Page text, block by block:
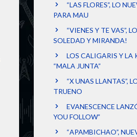
“LAS FLORES”, LO
PARA MAU
“VIENES Y TE VAS”,
SOLEDAD Y MIRANDA!
LOS CALIGARIS Y LA
“MALA JUNTA”
“X UNAS LLANTAS”,
TRUENO
EVANESCENCE
YOU FOLLOW”
“APAMBICHAO”,